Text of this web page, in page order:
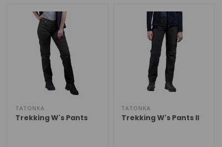
TATONKA
Trekking W's Pants
TATONKA
Trekking W's Pants II